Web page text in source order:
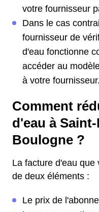
votre fournisseur
Dans le cas
fournisseur de
d'eau fonctionne
accéder au
à votre fournisseur.
Comment
d'eau à
Boulogne ?
La facture d'eau que
de deux éléments :
Le prix de